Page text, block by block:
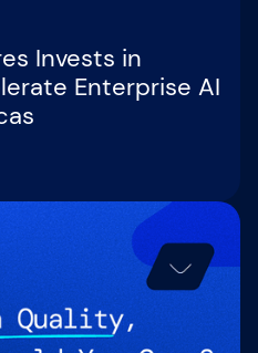
Invests in
Enterprise AI